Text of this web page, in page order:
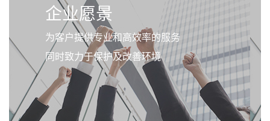
企业愿景
为客户提供专业和高效率的服务
同时致力于保护及改善环境